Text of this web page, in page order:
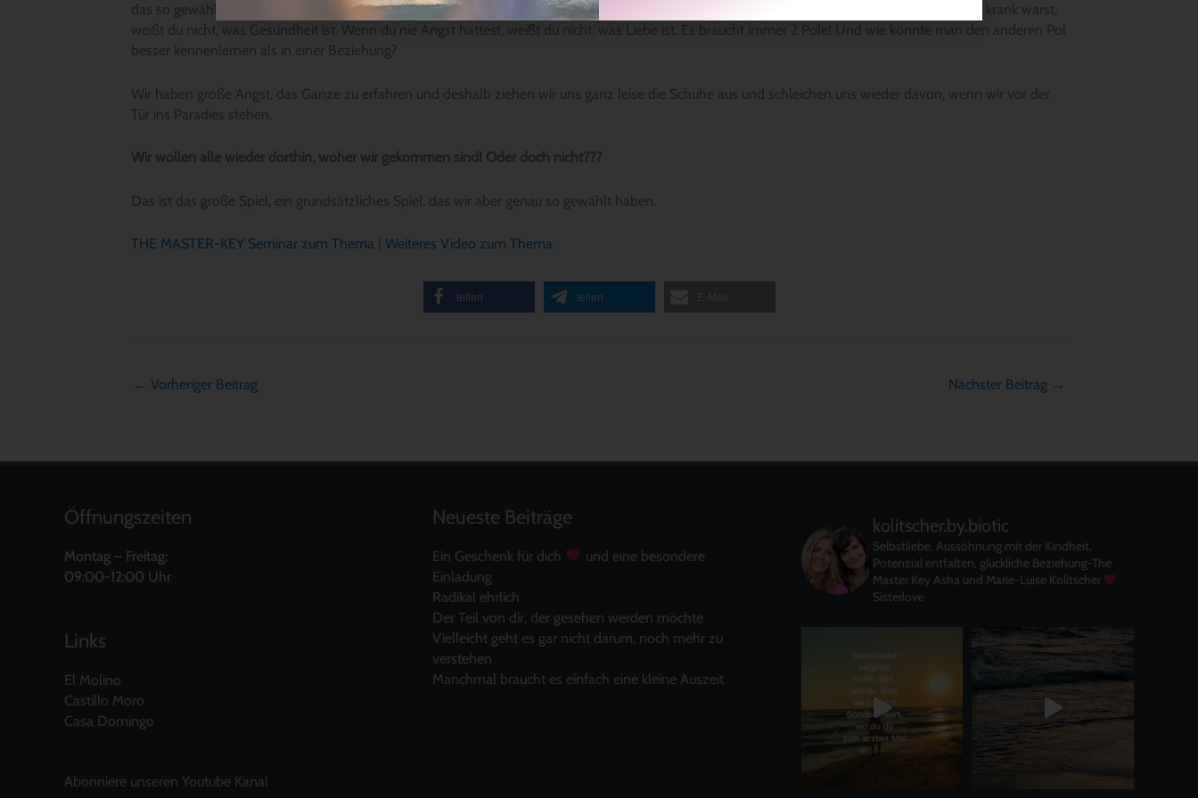
das so gewählt. Wir wollen die Liebe, die Größe, das Glück, die Stille erfahren, die wir sind. Und dazu braucht es den anderen Pol. Wenn du nie krank warst,
weißt du nicht, was Gesundheit ist. Wenn du nie Angst hattest, weißt du nicht, was Liebe ist. Es braucht immer 2 Pole! Und wie könnte man den anderen Pol
besser kennenlernen als in einer Beziehung?
Wir haben große Angst, das Ganze zu erfahren und deshalb ziehen wir uns ganz leise die Schuhe aus und schleichen uns wieder davon, wenn wir vor der
Tür ins Paradies stehen.
Wir wollen alle wieder dorthin, woher wir gekommen sind! Oder doch nicht???
Das ist das große Spiel, ein grundsätzliches Spiel, das wir aber genau so gewählt haben.
THE MASTER-KEY Seminar zum Thema Weiteres Video zum Thema
teilen teilen
← Vorheriger Beitrag Nächster Beitrag →
Öffnungszeiten
Montag – Freitag:
09:00-12:00 Uhr
Links
El Molino
Castillo Moro
Casa Domingo
Abonniere unseren Youtube Kanal
Neueste Beiträge
Ein Geschenk für dich
und eine besondere
Einladung
Radikal ehrlich
Der Teil von dir, der gesehen werden möchte
Vielleicht geht es gar nicht darum, noch mehr zu
verstehen
Manchmal braucht es einfach eine kleine Auszeit
kolitscher.by.biotic
Selbstliebe, Aussöhnung mit der Kindheit,
Potenzial entfalten, glückliche Beziehung-The
Master KeyAsha und Marie-Luise Kolitscher
Sisterlove